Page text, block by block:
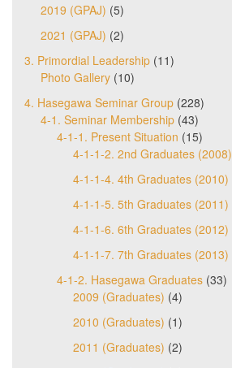
2019 (GPAJ) (5)
2021 (GPAJ) (2)
3. Primordial Leadership (11)
Photo Gallery (10)
4. Hasegawa Seminar Group (228)
4-1. Seminar Membership (43)
4-1-1. Present Situation (15)
4-1-1-2. 2nd Graduates (2008)
4-1-1-4. 4th Graduates (2010)
4-1-1-5. 5th Graduates (2011)
4-1-1-6. 6th Graduates (2012)
4-1-1-7. 7th Graduates (2013)
4-1-2. Hasegawa Graduates (33)
2009 (Graduates) (4)
2010 (Graduates) (1)
2011 (Graduates) (2)